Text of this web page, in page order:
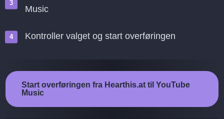
Music
Kontroller valget og start overføringen
Start overføringen fra Hearthis.at til YouTube
Music